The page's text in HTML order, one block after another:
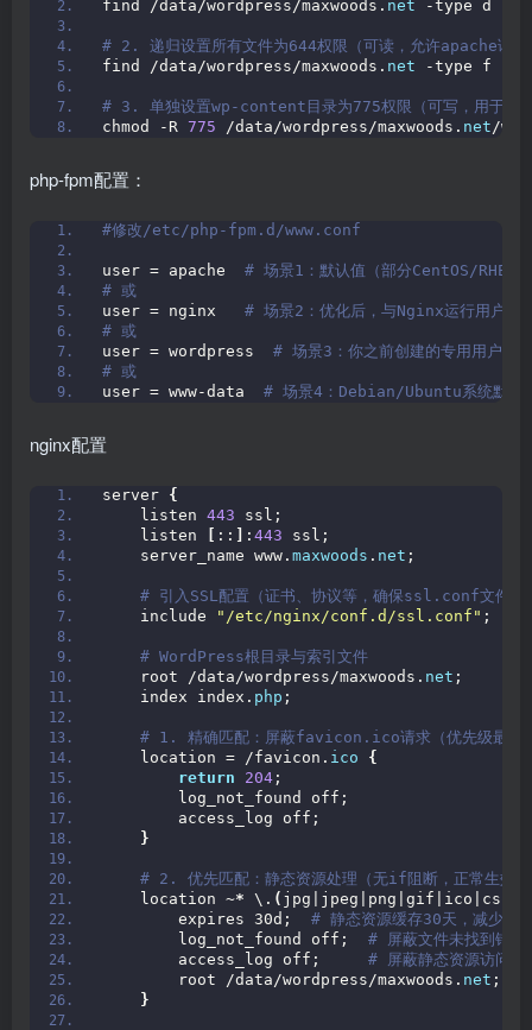
find /data/wordpress/maxwoods. net -type d -
# 2. 递归设置所有文件为644权限（可读，允许apache读取
find /data/wordpress/maxwoods. net -type f -
# 3. 单独设置wp-content目录为775权限（可写，用于
chmod -R 775 /data/wordpress/maxwoods. net/
php-fpm配置：
#修改/etc/php-fpm.d/www.conf
user = apache
# 场景1：默认值（部分CentOS/RHEL
# 或
user = nginx
# 场景2：优化后，与Nginx运行用户一
# 或
user = wordpress
# 场景3：你之前创建的专用用户（
# 或
user = www-data
# 场景4：Debian/Ubuntu系统默认
nginx配置
server {
    listen
443 ssl;
    listen
:: : 443 ssl;
    server_name www.
maxwoods . net ;
# 引入SSL配置（证书、协议等，确保ssl.conf文件路
    include
"/etc/nginx/conf.d/ssl.conf" ;
# WordPress根目录与索引文件
    root /data/wordpress/maxwoods.
net ;
    index index.
php ;
# 1. 精确匹配：屏蔽favicon.ico请求（优先级最高
    location = /favicon.
ico
{
return
204 ;
        log_not_found off;
        access_log off;
}
# 2. 优先匹配：静态资源处理（无if阻断，正常生效，
    location
~* \. (
        expires 30d;
# 静态资源缓存30天，减少重
        log_not_found off;
# 屏蔽文件未找到错误
        access_log off;
# 屏蔽静态资源访问日
        root /data/wordpress/maxwoods.
net ;
}